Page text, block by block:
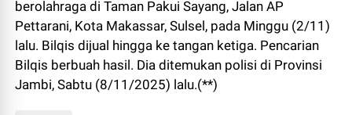
berolahraga di Taman Pakui Sayang, Jalan AP
Pettarani, Kota Makassar, Sulsel, pada Minggu (2/11)
lalu. Bilqis dijual hingga ke tangan ketiga. Pencarian
Bilqis berbuah hasil. Dia ditemukan polisi di Provinsi
Jambi, Sabtu (8/11/2025) lalu.(**)